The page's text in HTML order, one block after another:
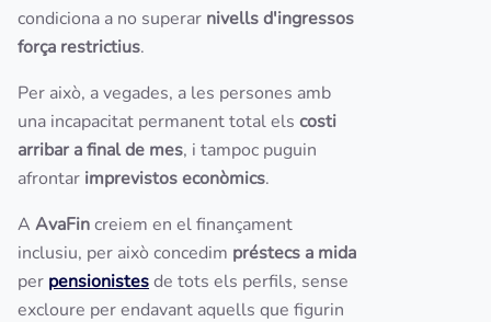
condiciona a no superar nivells d'ingressos
força restrictius.
Per això, a vegades, a les persones amb
una incapacitat permanent total els costi
arribar a final de mes, i tampoc puguin
afrontar imprevistos econòmics.
A AvaFincreiem en el finançament
inclusiu, per això concedim préstecs a mida
per pensionistesde tots els perfils, sense
excloure per endavant aquells que figurin